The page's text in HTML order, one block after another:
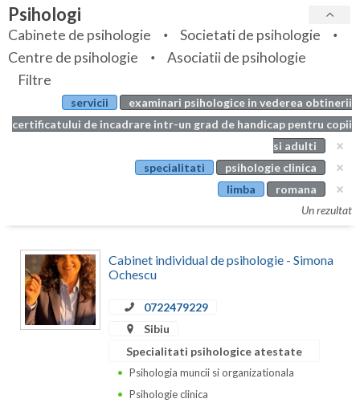
Bihor
Bistrita-Nasaud
Botosani
Braila
Calarasi
Caras-Severin
Cluj
Specialitati
Servicii
Articole
Evenimente
Psihologi
Cabinete de psihologie
Societati de psihologie
Centre de psihologie
Asociatii de psihologie
Filtre
servicii
examinari psihologice in vederea obtinerii
certificatului de incadrare intr-un grad de handicap pentru copii
si adulti
specialitati
psihologie clinica
limba
romana
Un rezultat
Cabinet individual de psihologie - Simona
Ochescu
0722479229
Sibiu
Specialitati psihologice atestate
Psihologia muncii si organizationala
Psihologie clinica